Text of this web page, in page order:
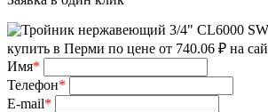
Имя*
Телефон*
E-mail*